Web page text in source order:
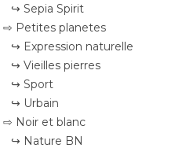
↪ Sepia Spirit
⇨ Petites planetes
↪ Expression naturelle
↪ Vieilles pierres
↪ Sport
↪ Urbain
⇨ Noir et blanc
↪ Nature BN